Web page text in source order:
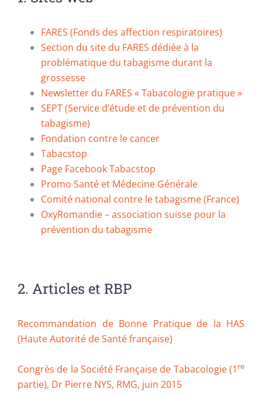
FARES (Fonds des affection respiratoires)
Section du site du FARES dédiée à la
problématique du tabagisme durant la
grossesse
Newsletter du FARES « Tabacologie pratique »
SEPT (Service d’étude et de prévention du
tabagisme)
Fondation contre le cancer
Tabacstop
Page Facebook Tabacstop
Promo Santé et Médecine Générale
Comité national contre le tabagisme (France)
OxyRomandie – association suisse pour la
prévention du tabagisme
2. Articles et RBP
Recommandation de Bonne Pratique de la HAS
(Haute Autorité de Santé française)
Congrès de la Société Française de Tabacologie (1 re
partie), Dr Pierre NYS, RMG, juin 2015